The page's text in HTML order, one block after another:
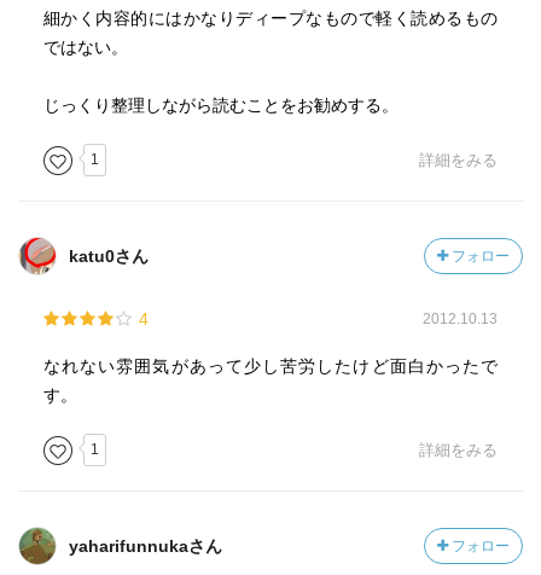
細かく内容的にはかなりディープなもので軽く読めるもの
ではない。
じっくり整理しながら読むことをお勧めする。
1 詳細をみる
katu0さん フォロー
4 2012.10.13
なれない雰囲気があって少し苦労したけど面白かったで
す。
1 詳細をみる
yaharifunnukaさん フォロー